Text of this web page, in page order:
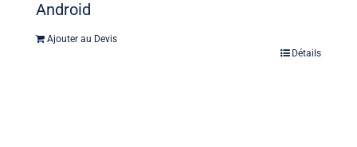
Android
Ajouter au Devis
Détails